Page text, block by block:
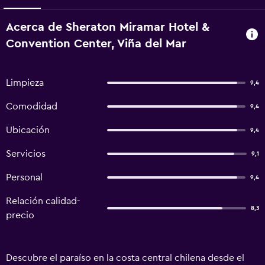
Acerca de Sheraton Miramar Hotel &
Convention Center, Viña del Mar
Limpieza 9,4
Comodidad 9,4
Ubicación 9,4
Servicios 9,1
Personal 9,4
Relación calidad-
precio
8,3
Descubre el paraíso en la costa central chilena desde el